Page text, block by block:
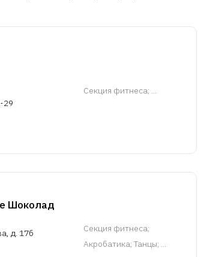
29
Cекция фитнеса; ...
Шоколад
д. 17б
Cекция фитнеса;
Акробатика; Танцы; ...